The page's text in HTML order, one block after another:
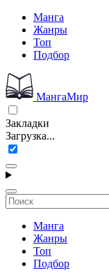
Манга
Жанры
Топ
Подбор
МангаМир
Закладки
Загрузка...
Манга
Жанры
Топ
Подбор